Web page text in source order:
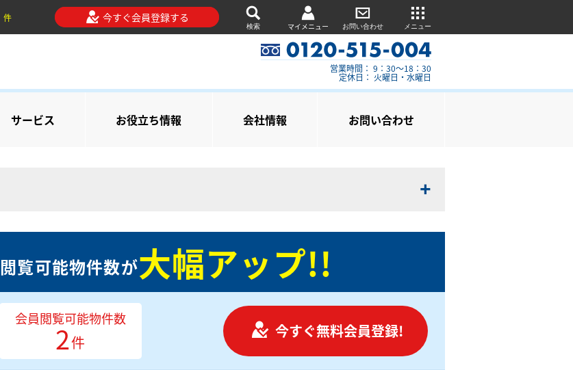
件 今すぐ会員登録する
検索 マイメニュー お問い合わせ メニュー
営業時間： 9：30～18：30
定休日： 火曜日・水曜日
サービス お役立ち情報 会社情報 お問い合わせ
閲覧可能物件数が大幅アップ!!
会員閲覧可能物件数
2件
今すぐ無料会員登録!